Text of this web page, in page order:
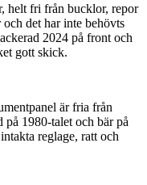
helt fri från bucklor, repor
det har inte behövts
2024 på front och
gott skick.
är fria från
på 1980-talet och bär på
reglage, ratt och